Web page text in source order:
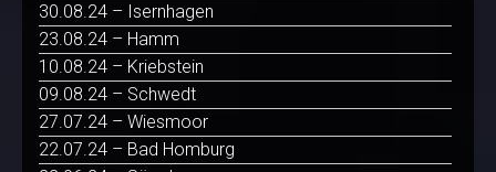
30.08.24 – Isernhagen
23.08.24 – Hamm
10.08.24 – Kriebstein
09.08.24 – Schwedt
27.07.24 – Wiesmoor
22.07.24 – Bad Homburg